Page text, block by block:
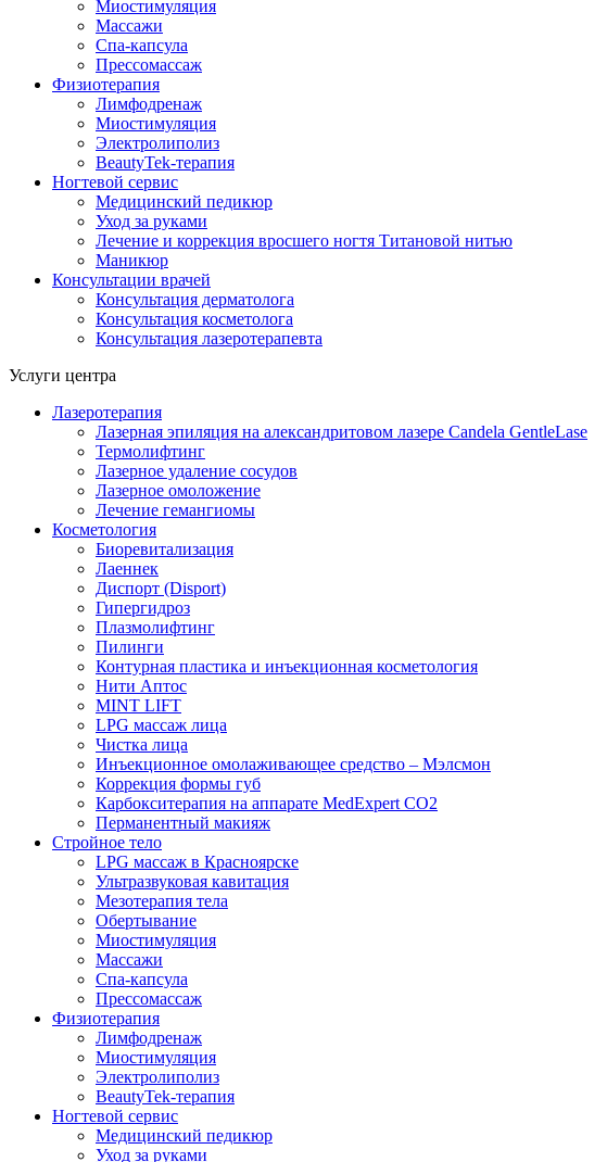
Миостимуляция
Массажи
Спа-капсула
Прессомассаж
Физиотерапия
Лимфодренаж
Миостимуляция
Электролиполиз
BeautyTek-терапия
Ногтевой сервис
Медицинский педикюр
Уход за руками
Лечение и коррекция вросшего ногтя Титановой нитью
Маникюр
Консультации врачей
Консультация дерматолога
Консультация косметолога
Консультация лазеротерапевта
Услуги центра
Лазеротерапия
Лазерная эпиляция на александритовом лазере Candela GentleLase
Термолифтинг
Лазерное удаление сосудов
Лазерное омоложение
Лечение гемангиомы
Косметология
Биоревитализация
Лаеннек
Диспорт (Disport)
Гипергидроз
Плазмолифтинг
Пилинги
Контурная пластика и инъекционная косметология
Нити Аптос
MINT LIFT
LPG массаж лица
Чистка лица
Инъекционное омолаживающее средство – Мэлсмон
Коррекция формы губ
Карбокситерапия на аппарате MedExpert CO2
Перманентный макияж
Стройное тело
LPG массаж в Красноярске
Ультразвуковая кавитация
Мезотерапия тела
Обертывание
Миостимуляция
Массажи
Спа-капсула
Прессомассаж
Физиотерапия
Лимфодренаж
Миостимуляция
Электролиполиз
BeautyTek-терапия
Ногтевой сервис
Медицинский педикюр
Уход за руками